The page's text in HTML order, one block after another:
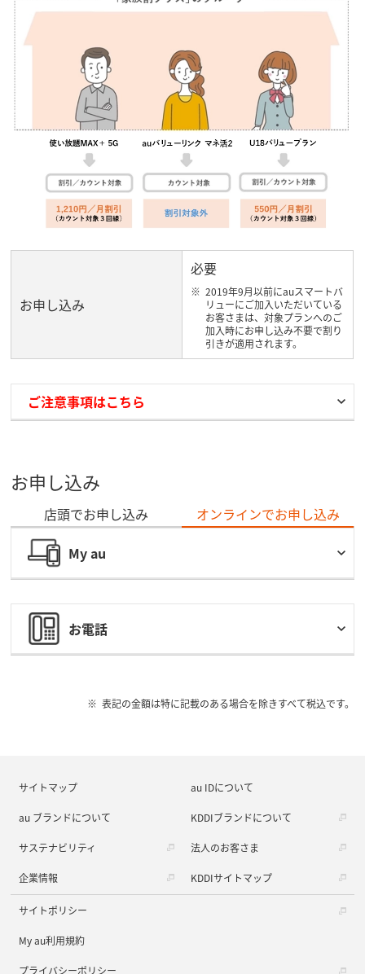
お申し込み
必要
2019年9月以前にauスマートバ
リューにご加入いただいている
お客さまは、対象プランへのご
加入時にお申し込み不要で割り
引きが適用されます。
ご注意事項はこちら
お申し込み
店頭でお申し込み
オンラインでお申し込み
My au
お電話
表記の金額は特に記載のある場合を除きすべて税込です。
サイトマップ au IDについて
au ブランドについて KDDIブランドについて
サステナビリティ 法人のお客さま
企業情報 KDDIサイトマップ
サイトポリシー
My au利用規約
プライバシーポリシー